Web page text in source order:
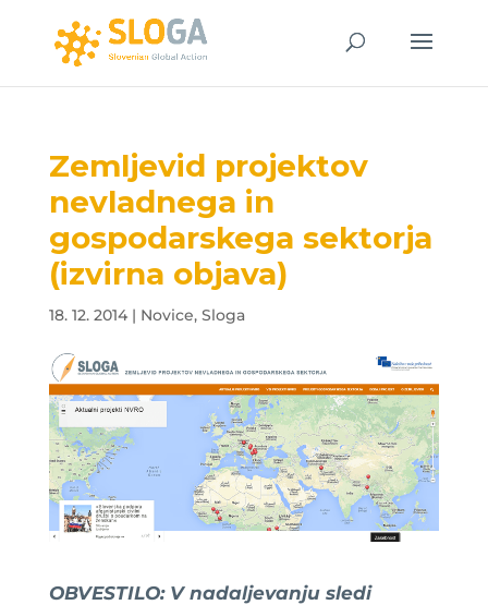
Zemljevid projektov
nevladnega in
gospodarskega sektorja
(izvirna objava)
18. 12. 2014| Novice, Sloga
OBVESTILO: V nadaljevanju sledi